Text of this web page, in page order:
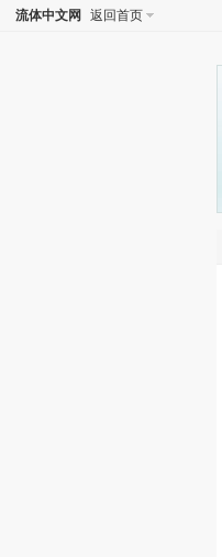
流体中文网 返回首页